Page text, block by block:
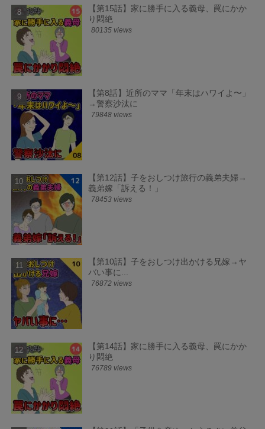
【第15話】家に勝手に入る義母、罠にかか
り悶絶
80135 views
【第8話】近所のママ「年末はハワイよ〜」
→警察沙汰に
79848 views
【第12話】子をおしつけ旅行の義弟夫婦→
義弟嫁「訴える！」
78453 views
【第10話】子をおしつけ出かける兄嫁→ヤ
バい事に...
76872 views
【第14話】家に勝手に入る義母、罠にかか
り悶絶
76789 views